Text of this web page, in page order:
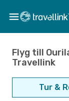
Flyg till
Travellink
Tur &